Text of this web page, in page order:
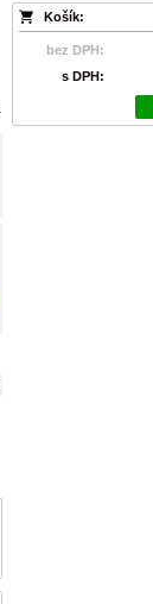
Košík:
bez DPH:
s DPH: